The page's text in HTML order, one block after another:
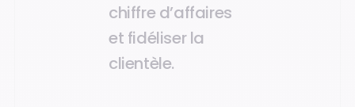
chiffre d’affaires
et fidéliser la
clientèle.